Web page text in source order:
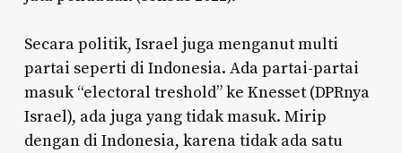
Secara politik, Israel juga menganut multi
partai seperti di Indonesia. Ada partai-partai
masuk “electoral treshold” ke Knesset (DPRnya
Israel), ada juga yang tidak masuk. Mirip
dengan di Indonesia, karena tidak ada satu